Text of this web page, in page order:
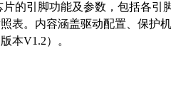
片的引脚功能及参数，包括各
表。内容涵盖驱动配置、保护
本V1.2）。